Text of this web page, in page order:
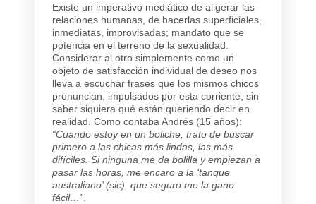
Existe un imperativo mediático de aligerar las
relaciones humanas, de hacerlas superficiales,
inmediatas, improvisadas; mandato que se
potencia en el terreno de la sexualidad.
Considerar al otro simplemente como un
objeto de satisfacción individual de deseo nos
lleva a escuchar frases que los mismos chicos
pronuncian, impulsados por esta corriente, sin
saber siquiera qué están queriendo decir en
realidad. Como contaba Andrés (15 años):
“Cuando estoy en un boliche, trato de buscar
primero a las chicas más lindas, las más
difíciles. Si ninguna me da bolilla y empiezan a
pasar las horas, me encaro a la ‘tanque
australiano’ (sic), que seguro me la gano
fácil…”